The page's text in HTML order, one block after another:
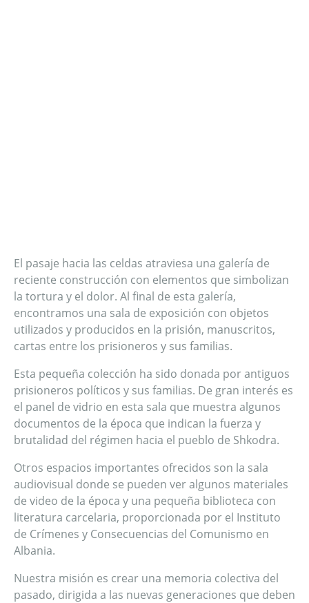
El pasaje hacia las celdas atraviesa una galería de
reciente construcción con elementos que simbolizan
la tortura y el dolor. Al final de esta galería,
encontramos una sala de exposición con objetos
utilizados y producidos en la prisión, manuscritos,
cartas entre los prisioneros y sus familias.
Esta pequeña colección ha sido donada por antiguos
prisioneros políticos y sus familias. De gran interés es
el panel de vidrio en esta sala que muestra algunos
documentos de la época que indican la fuerza y
brutalidad del régimen hacia el pueblo de Shkodra.
Otros espacios importantes ofrecidos son la sala
audiovisual donde se pueden ver algunos materiales
de video de la época y una pequeña biblioteca con
literatura carcelaria, proporcionada por el Instituto
de Crímenes y Consecuencias del Comunismo en
Albania.
Nuestra misión es crear una memoria colectiva del
pasado, dirigida a las nuevas generaciones que deben